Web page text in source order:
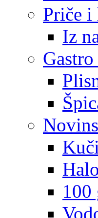
Priče i
Iz
100